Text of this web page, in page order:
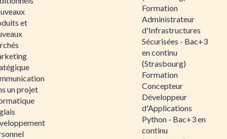
et
un projet
Formation
Administrateur
d'Infrastructures
Sécurisées - Bac+3
en continu
(Strasbourg)
Formation
Concepteur
Développeur
d'Applications
Python - Bac+3 en
continu